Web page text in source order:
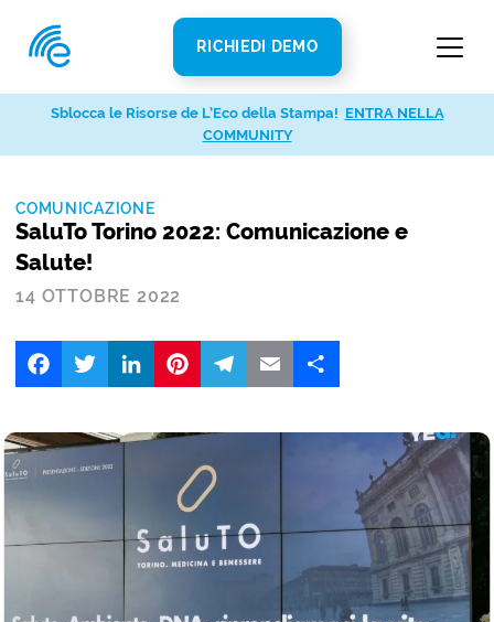
RICHIEDI DEMO
COMUNICAZIONE
SaluTo Torino 2022: Comunicazione e
Salute!
14 OTTOBRE 2022
FacebookTwitter LinkedIn
Sblocca le Risorse de L’Eco della Stampa! ENTRA NELLA
COMMUNITY